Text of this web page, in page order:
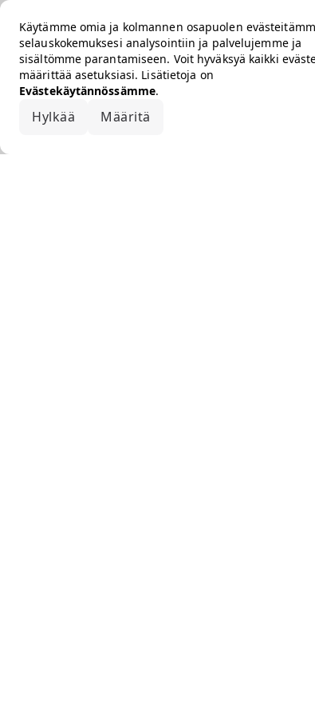
Käytämme omia ja kolmannen osapuolen
selauskokemuksesi analysointiin ja palvelujemme ja
sisältömme parantamiseen. Voit hyväksyä kaikki
määrittää asetuksiasi. Lisätietoja on
Evästekäytännössämme.
Hylkää Määritä